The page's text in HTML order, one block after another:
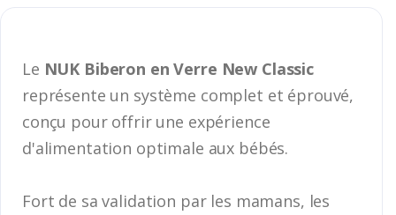
Le NUK Biberon en Verre New Classic
représente un système complet et éprouvé,
conçu pour offrir une expérience
d'alimentation optimale aux bébés.
Fort de sa validation par les mamans, les